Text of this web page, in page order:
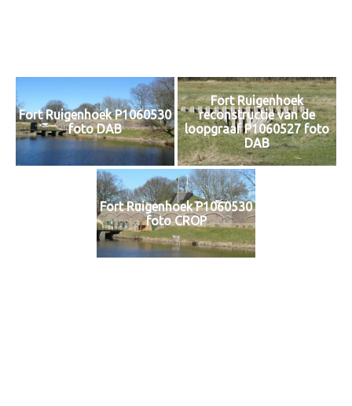
Fort Ruigenhoek P1060530
foto DAB
Fort Ruigenhoek
reconstructie van de
loopgraaf P1060527 foto
DAB
Fort Ruigenhoek P1060530
foto CROP